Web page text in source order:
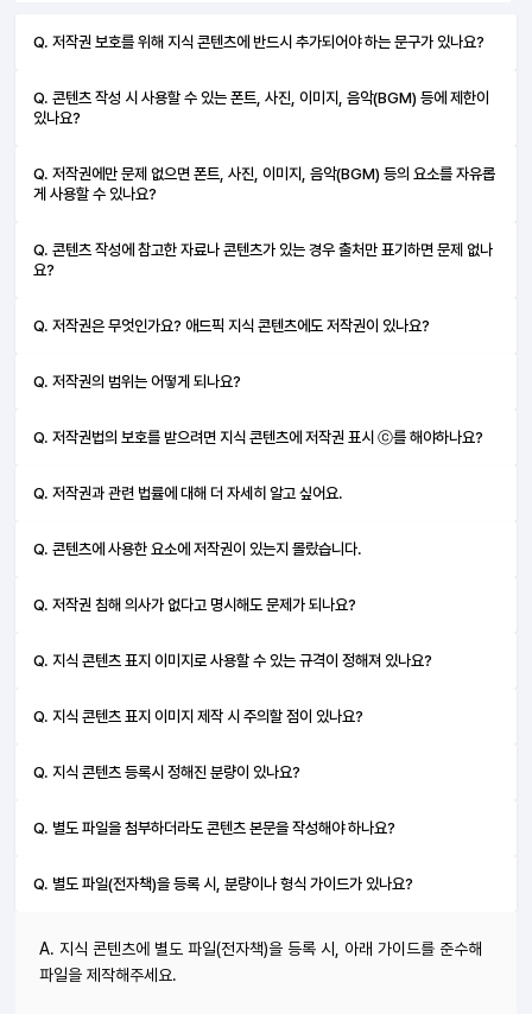
Q. 저작권 보호를 위해 지식 콘텐츠에 반드시 추가되어야 하는 문구가 있나요?
Q. 콘텐츠 작성 시 사용할 수 있는 폰트, 사진, 이미지, 음악(BGM) 등에 제한이
있나요?
Q. 저작권에만 문제 없으면 폰트, 사진, 이미지, 음악(BGM) 등의 요소를 자유롭
게 사용할 수 있나요?
Q. 콘텐츠 작성에 참고한 자료나 콘텐츠가 있는 경우 출처만 표기하면 문제 없나
요?
Q. 저작권은 무엇인가요? 애드픽 지식 콘텐츠에도 저작권이 있나요?
Q. 저작권의 범위는 어떻게 되나요?
Q. 저작권법의 보호를 받으려면 지식 콘텐츠에 저작권 표시 ⓒ를 해야하나요?
Q. 저작권과 관련 법률에 대해 더 자세히 알고 싶어요.
Q. 콘텐츠에 사용한 요소에 저작권이 있는지 몰랐습니다.
Q. 저작권 침해 의사가 없다고 명시해도 문제가 되나요?
Q. 지식 콘텐츠 표지 이미지로 사용할 수 있는 규격이 정해져 있나요?
Q. 지식 콘텐츠 표지 이미지 제작 시 주의할 점이 있나요?
Q. 지식 콘텐츠 등록시 정해진 분량이 있나요?
Q. 별도 파일을 첨부하더라도 콘텐츠 본문을 작성해야 하나요?
Q. 별도 파일(전자책)을 등록 시, 분량이나 형식 가이드가 있나요?
A. 지식 콘텐츠에 별도 파일(전자책)을 등록 시, 아래 가이드를 준수해
파일을 제작해주세요.